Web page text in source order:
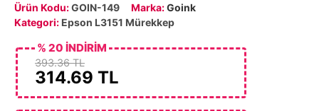
Ürün Kodu:GOIN-149 Marka:Goink
Kategori: Epson L3151 Mürekkep
393.36 TL
314.69 TL
% 20 İNDİRİM